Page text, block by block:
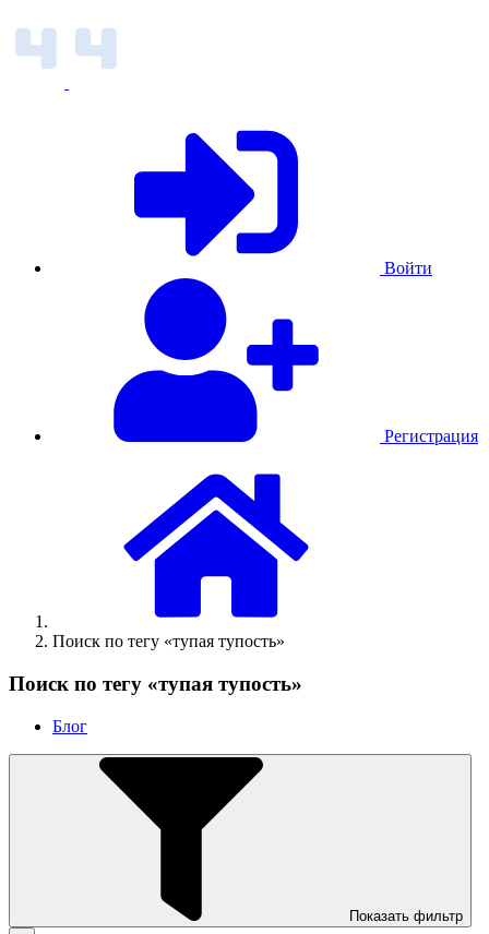
Войти
Регистрация
Поиск по тегу «тупая тупость»
Поиск по тегу «тупая тупость»
Блог
Показать фильтр